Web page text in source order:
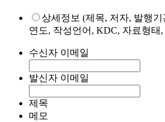
상세정보 (제목, 저자, 발행
연도, 작성언어, KDC, 자료형태
수신자 이메일
발신자 이메일
제목
메모